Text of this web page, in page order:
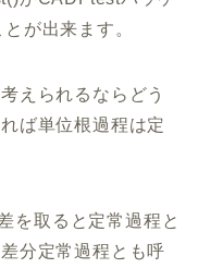
が出来ます。
えられるならどう
ば単位根過程は定
を取ると定常過程と
分定常過程とも呼